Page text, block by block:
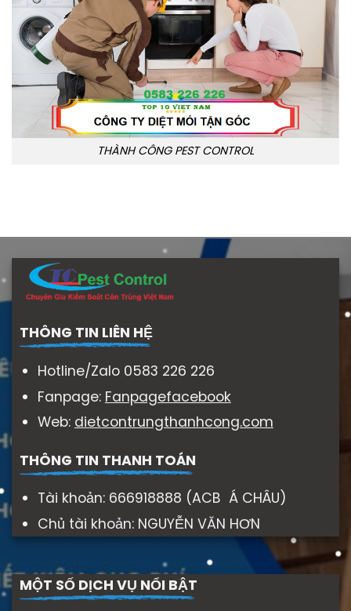
THÀNH CÔNG PEST CONTROL
THÔNG TIN LIÊN HỆ
Hotline/Zalo 0583 226 226
Fanpage: Fanpagefacebook
Web: dietcontrungthanhcong.com
THÔNG TIN THANH TOÁN
Tài khoản: 666918888 (ACB Á CHÂU)
Chủ tài khoản: NGUYỄN VĂN HƠN
MỘT SỐ DỊCH VỤ NỔI BẬT